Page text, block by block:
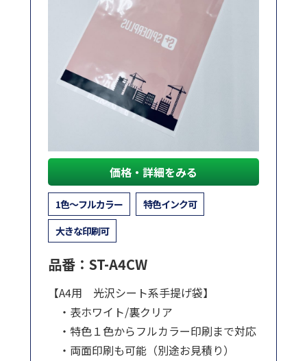
価格・詳細をみる
1色～フルカラー
特色インク可
大きな印刷可
品番：ST-A4CW
【A4用 光沢シート系手提げ袋】
・表ホワイト/裏クリア
・特色１色からフルカラー印刷まで対応
・両面印刷も可能（別途お見積り）